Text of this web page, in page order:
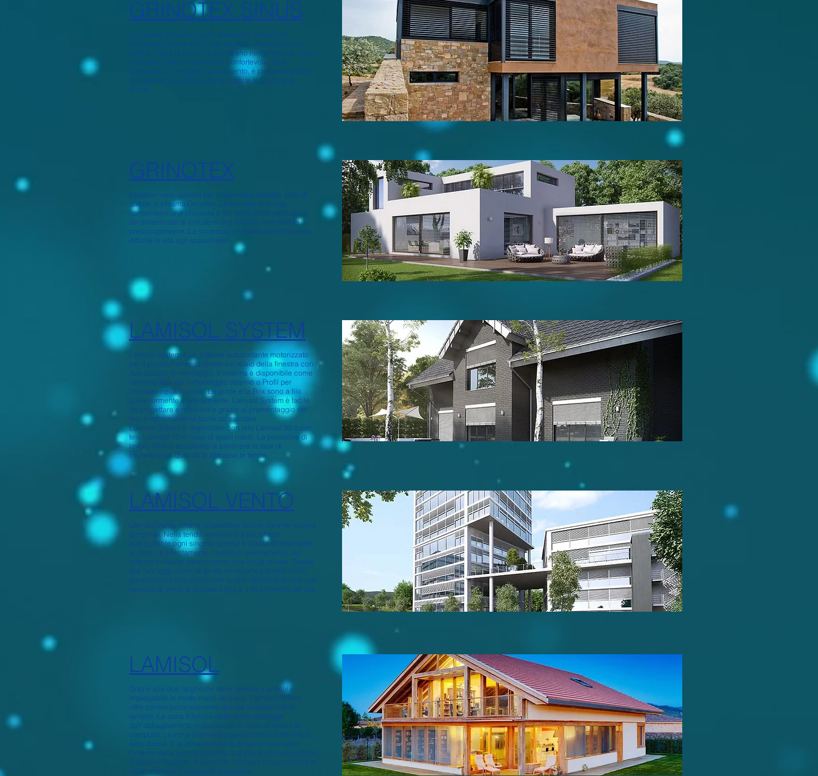
GRINOTEX SINUS
Le lamelle Sinus non sono solo belle, ma anche
funzionali. Grazie alla forma arcuata, direzionano sul
soffitto i raggi di luce che penetrano nell'ambiente. Viene
così assicurata un'atmosfera confortevole. Se si
preferisce un maggior oscuramento, è possibile anche
chiudere a filo Grinotex Sinus tramite le fascette di
tenuta.
GRINOTEX
Esistono varie opzioni per risparmiare energia. Una di
queste si chiama Grinotex. Le fascette di tenuta
consentono una chiusura a filo delle tende veneziane.
Se dimenticate di chiudere una finestra, non dovete
preoccuparvene. La sicurezza antisollevamento rende
difficile la vita agli scassinatori.
LAMISOL SYSTEM
Lamisol System è un sistema autoportante motorizzato
per il posizionamento diretto sul telaio della finestra con
due opzioni di montaggio. Il sistema è disponibile come
versione Box per il montaggio esterno o Profil per
l'incasso nella nicchia. Le guide e la Box sono a filo
posteriormente e lateralmente. Lamisol System è facile
da progettare e misurare e grazie al premontaggio del
telo è estremamente facile da montare.
Lamisol System è disponibile con telo Lamisol 90 o con
telo Lamisol 70 in caso di spazi ridotti. La posizione di
lavoro offre la possibilità di eliminare la fase di
oscuramento quando si abbassa la tenda.
LAMISOL VENTO
Lamisol Vento rimane impassibile anche durante violenti
temporali. Nella tenda veneziana a pacchetto
autoportante ogni singola lamella è fissata direttamente
ai nastri di orientamento. I nastri di orientamento con
rinforzo in kevlar garantiscono una lunga durata. Grazie
alle funi aggiuntive, le tende veneziane Lamisol Vento
garantiscono una protezione solare affidabile anche con
velocità di vento di burrasca fino a 126 chilometri all’ora.
LAMISOL
Grazie alle due larghezze delle lamelle, Lamisol è
impiegabile in modo molto versatile. Lamisol Reflect
offre contemporaneamente diverse posizioni delle
lamelle. La zona inferiore delle tende protegge
dall'abbagliamento indesiderato in caso di lavoro al
computer. La zona intermedia garantisce una benefica
luce diurna. E la zona superiore dirige la luce verso
l'interno della stanza creando una piacevole sensazione
di spazio. Pertanto, è possibile utilizzare la luce diurna in
modo ottimale in qualsiasi situazione.